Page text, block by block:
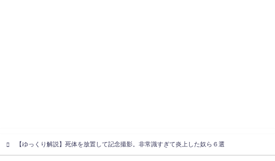
【ゆっくり解説】死体を放置して記念撮影。非常識すぎて炎上した奴ら６選